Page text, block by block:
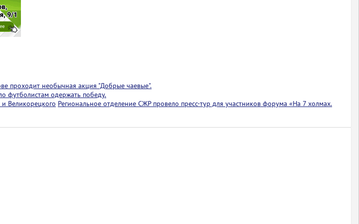
проходит необычная акция "Добрые чаевые".
футболистам одержать победу.
Великорецкого Региональное отделение СЖР провело пресс-тур для участников форума «На 7 холмах.